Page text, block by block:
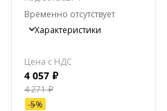
Временно отсутствует
Характеристики
4 057 ₽
4 271₽
-5%